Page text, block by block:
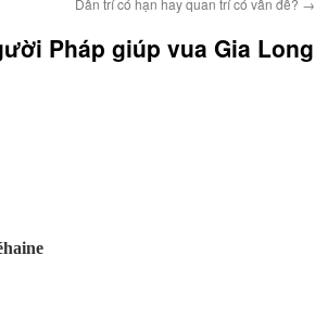
Dân trí có hạn hay quan trí có vấn đề? →
Pháp giúp vua Gia Long